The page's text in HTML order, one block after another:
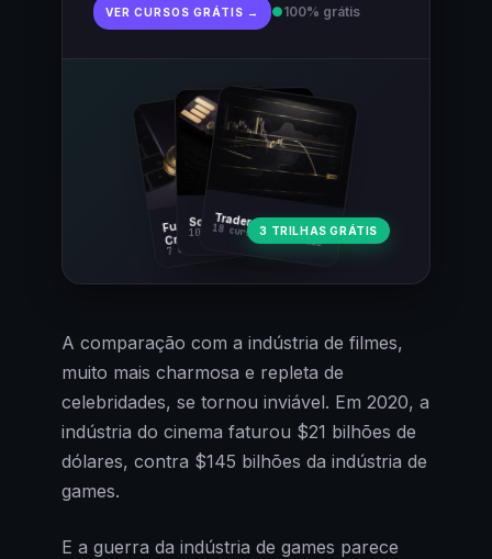
VER CURSOS GRÁTIS → ●100% grátis
Fundamentos
Cripto
7 cursos · 31 aulas
Trader Cripto
18 cursos · 80 aulas
Soberania Bitcoin
10 cursos · 44 aulas3 TRILHAS GRÁTIS
A comparação com a indústria de filmes,
muito mais charmosa e repleta de
celebridades, se tornou inviável. Em 2020, a
indústria do cinema faturou $21 bilhões de
dólares, contra $145 bilhões da indústria de
games.
E a guerra da indústria de games parece